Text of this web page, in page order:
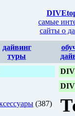
самые
сайты о
дайвинг
туры
(387)